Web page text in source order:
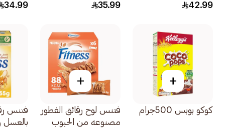
42.99
35.99
34.99
+
كوكو بوبس 500جرام
+
فتنس لوح رقائق الفطور
مصنوعه من الحبوب
فتنس
بالعسل